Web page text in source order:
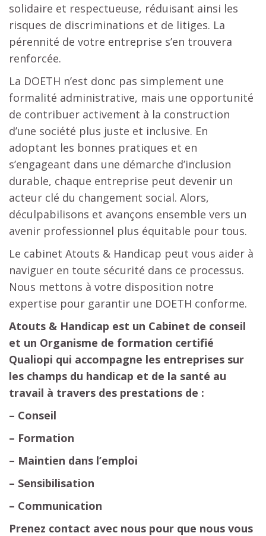
solidaire et respectueuse, réduisant ainsi les
risques de discriminations et de litiges. La
pérennité de votre entreprise s’en trouvera
renforcée.
La DOETH n’est donc pas simplement une
formalité administrative, mais une opportunité
de contribuer activement à la construction
d’une société plus juste et inclusive. En
adoptant les bonnes pratiques et en
s’engageant dans une démarche d’inclusion
durable, chaque entreprise peut devenir un
acteur clé du changement social. Alors,
déculpabilisons et avançons ensemble vers un
avenir professionnel plus équitable pour tous.
Le cabinet Atouts & Handicap peut vous aider à
naviguer en toute sécurité dans ce processus.
Nous mettons à votre disposition notre
expertise pour garantir une DOETH conforme.
Atouts & Handicap est un Cabinet de conseil
et un Organisme de formation certifié
Qualiopi qui accompagne les entreprises sur
les champs du handicap et de la santé au
travail à travers des prestations de :
– Conseil
– Formation
– Maintien dans l’emploi
– Sensibilisation
– Communication
Prenez contact avec nous pour que nous vous